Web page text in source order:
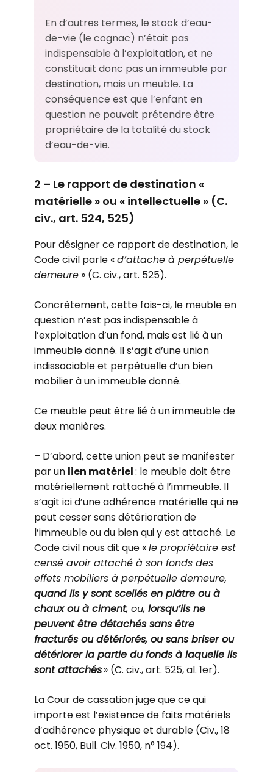
En d’autres termes, le stock d’eau-
de-vie (le cognac) n’était pas
indispensable à l’exploitation, et ne
constituait donc pas un immeuble par
destination, mais un meuble. La
conséquence est que l’enfant en
question ne pouvait prétendre être
propriétaire de la totalité du stock
d’eau-de-vie.
2 – Le rapport de destination «
matérielle » ou « intellectuelle » (C.
civ., art. 524, 525)
Pour désigner ce rapport de destination, le
Code civil parle «d’attache à perpétuelle
demeure » (C. civ., art. 525).
Concrètement, cette fois-ci, le meuble en
question n’est pas indispensable à
l’exploitation d’un fond, mais est lié à un
immeuble donné. Il s’agit d’une union
indissociable et perpétuelle d’un bien
mobilier à un immeuble donné.
Ce meuble peut être lié à un immeuble de
deux manières.
– D’abord, cette union peut se manifester
par un lien matériel: le meuble doit être
matériellement rattaché à l’immeuble. Il
s’agit ici d’une adhérence matérielle qui ne
peut cesser sans détérioration de
l’immeuble ou du bien qui y est attaché. Le
Code civil nous dit que «le propriétaire est
censé avoir attaché à son fonds des
effets mobiliers à perpétuelle demeure,
quand ils y sont scellés en plâtre ou à
chaux ou à ciment, ou, lorsqu’ils ne
peuvent être détachés sans être
fracturés ou détériorés, ou sans briser ou
détériorer la partie du fonds à laquelle ils
sont attachés» (C. civ., art. 525, al. 1er).
La Cour de cassation juge que ce qui
importe est l’existence de faits matériels
d’adhérence physique et durable (Civ., 18
oct. 1950, Bull. Civ. 1950, n° 194).